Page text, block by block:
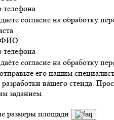
согласие на обработку
ФИО
согласие на обработку
его нашим
разработки вашего стенда.
заданием.
размеры площади